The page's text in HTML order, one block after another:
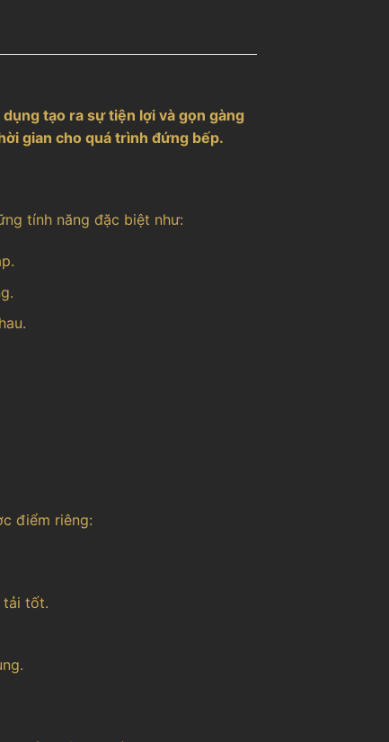
tạo ra sự tiện lợi và gọn gàng
gian cho quá trình đứng bếp.
tính năng đặc biệt như:
điểm riêng:
tải tốt.